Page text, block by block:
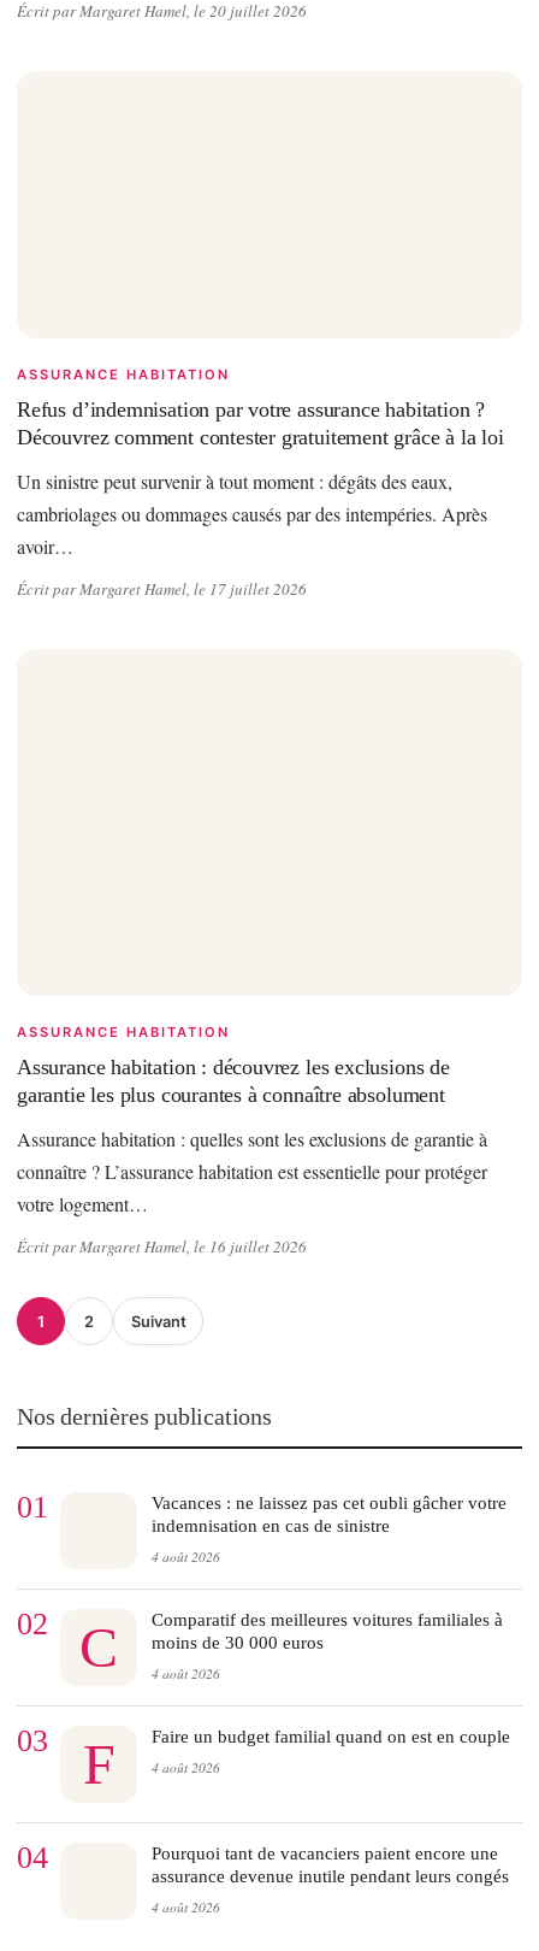
Écrit par Margaret Hamel, le 20 juillet 2026
ASSURANCE HABITATION
Refus d’indemnisation par votre assurance habitation ?
Découvrez comment contester gratuitement grâce à la loi
Un sinistre peut survenir à tout moment : dégâts des eaux,
cambriolages ou dommages causés par des intempéries. Après
avoir…
Écrit par Margaret Hamel, le 17 juillet 2026
ASSURANCE HABITATION
Assurance habitation : découvrez les exclusions de
garantie les plus courantes à connaître absolument
Assurance habitation : quelles sont les exclusions de garantie à
connaître ? L’assurance habitation est essentielle pour protéger
votre logement…
Écrit par Margaret Hamel, le 16 juillet 2026
Pagination
publications
1 2 Suivant
Nos dernières publications
01
Vacances : ne laissez pas cet oubli gâcher votre
indemnisation en cas de sinistre
4 août 2026
02 C
Comparatif des meilleures voitures familiales à
moins de 30 000 euros
4 août 2026
03 F Faire un budget familial quand on est en couple
4 août 2026
04
Pourquoi tant de vacanciers paient encore une
assurance devenue inutile pendant leurs congés
4 août 2026